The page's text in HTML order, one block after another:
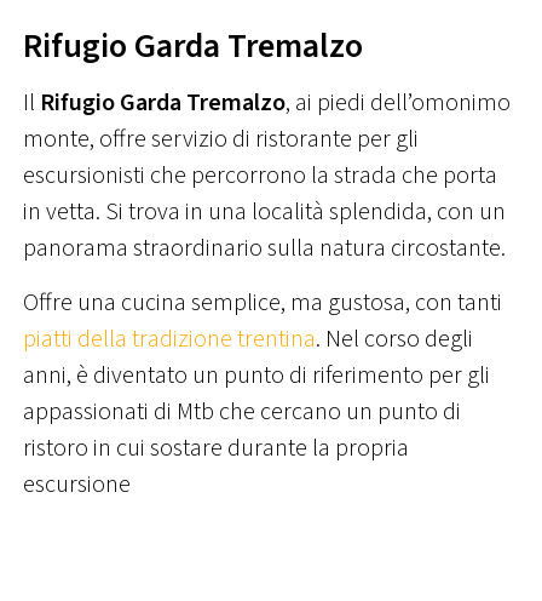
Rifugio Garda Tremalzo
Il Rifugio Garda Tremalzo, ai piedi dell’omonimo
monte, offre servizio di ristorante per gli
escursionisti che percorrono la strada che porta
in vetta. Si trova in una località splendida, con un
panorama straordinario sulla natura circostante.
Offre una cucina semplice, ma gustosa, con tanti
piatti della tradizione trentina. Nel corso degli
anni, è diventato un punto di riferimento per gli
appassionati di Mtb che cercano un punto di
ristoro in cui sostare durante la propria
escursione